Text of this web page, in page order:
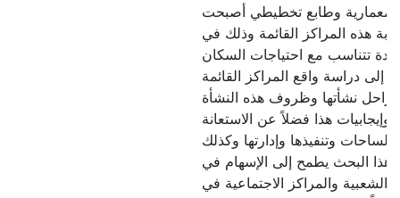
معمارية وطابع تخطيطي أصبحت
هذه المراكز القائمة وذلك في
تتناسب مع احتياجات السكان
دراسة واقع المراكز القائمة
نشأتها وظروف هذه النشأة
هذا فضلاً عن الاستعانة
وتنفيذها وإدارتها وكذلك
البحث يطمح إلى الإسهام في
والمراكز الاجتماعية في